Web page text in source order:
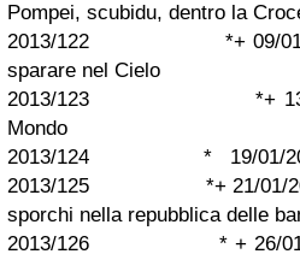
Pompei, scubidu, dentro la
2013/122 *+ 09/01/
sparare nel Cielo
2013/123 *+ 13/01/
Mondo
2013/124 * 19/01/2013
2013/125 *+ 21/01/2013
sporchi nella repubblica delle
2013/126 * + 26/01/